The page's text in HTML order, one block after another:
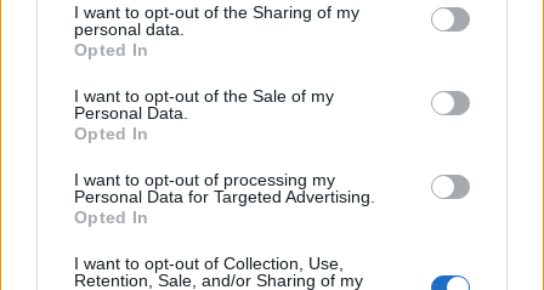
I want to opt-out of the Sharing of my
personal data.
Opted In
I want to opt-out of the Sale of my
Personal Data.
Opted In
I want to opt-out of processing my
Personal Data for Targeted Advertising.
Opted In
I want to opt-out of Collection, Use,
Retention, Sale, and/or Sharing of my
Encourager la communication : aider l’enfant à
exprimer ce qu’il ressent plutôt que de réagir par
Modéliser la gestion des émotions : en tant que
parent, montrer comment vous gérez votre
propre colère ou frustration est une leçon
précieuse pour l’enfant.
est frustré par une tâche difficile, vous pouvez lui